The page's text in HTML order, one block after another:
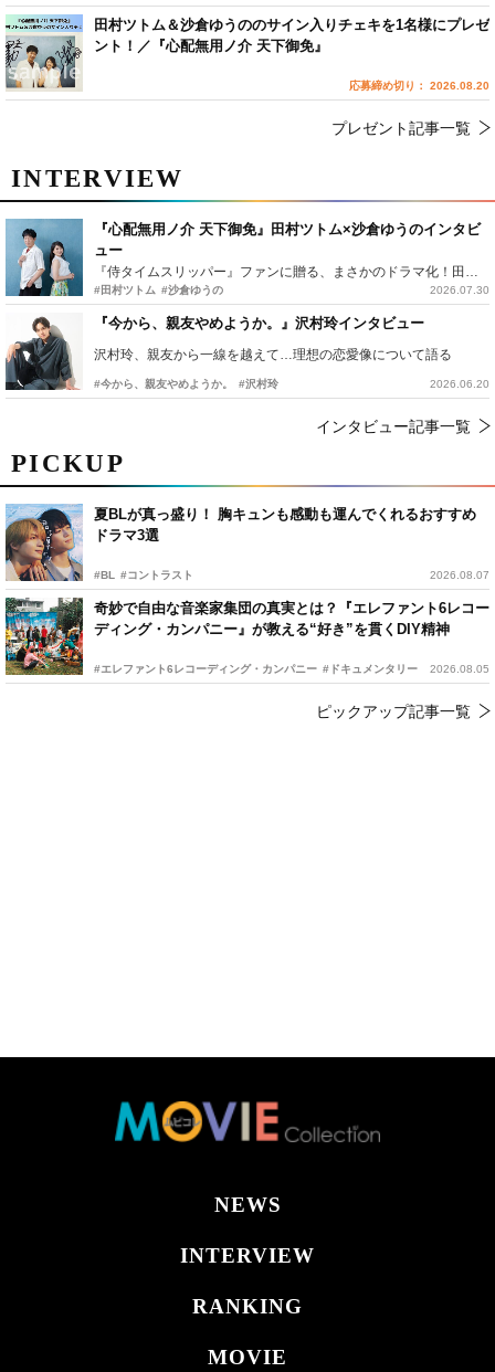
PICKUP
夏BLが真っ盛り！ 胸キュンも感動も運んでくれるおすすめ
ドラマ3選
#BL #コントラスト 2026.08.07
奇妙で自由な音楽家集団の真実とは？『エレファント6レコー
ディング・カンパニー』が教える“好き”を貫くDIY精神
#エレファント6レコーディング・カンパニー #ドキュメンタリー 2026.08.05
ピックアップ記事一覧
INTERVIEW
『心配無用ノ介 天下御免』田村ツトム×沙倉ゆうのインタビ
ュー
#田村ツトム #沙倉ゆうの 2026.07.30
『今から、親友やめようか。』沢村玲インタビュー
沢村玲、親友から一線を越えて…理想の恋愛像について語る
#今から、親友やめようか。 #沢村玲 2026.06.20
インタビュー記事一覧
田村ツトム＆沙倉ゆうののサイン入りチェキを1名様にプレゼ
ント！／『心配無用ノ介 天下御免』
応募締め切り： 2026.08.20
プレゼント記事一覧
NEWS
INTERVIEW
RANKING
MOVIE